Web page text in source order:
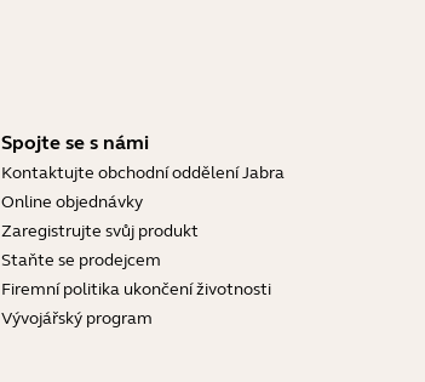
Spojte se s námi
Kontaktujte obchodní oddělení Jabra
Online objednávky
Zaregistrujte svůj produkt
Staňte se prodejcem
Firemní politika ukončení životnosti
Vývojářský program